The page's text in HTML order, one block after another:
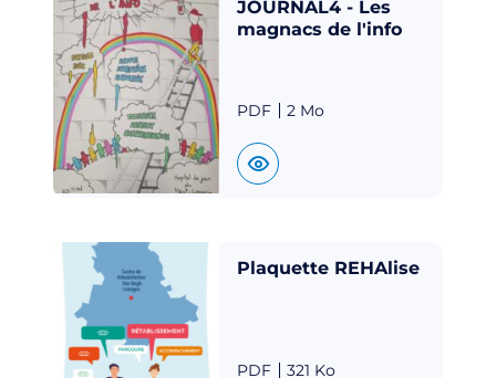
JOURNAL4 - Les
magnacs de l'info
PDF 2 Mo
Plaquette REHAlise
PDF 321 Ko